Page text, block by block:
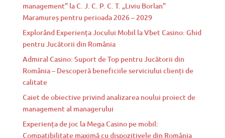
management” la C. J. C. P. C. T. „Liviu Borlan”
Maramureș pentru perioada 2026 – 2029
Explorând Experiența Jocului Mobil la Vbet Casino: Ghid
pentru Jucătorii din România
Admiral Casino: Suport de Top pentru Jucătorii din
România – Descoperă beneficiile serviciului clienți de
calitate
Caiet de obiective privind analizarea noului proiect de
management al managerului
Experiența de joc la Mega Casino pe mobil:
Compatibilitate maximă cu dispozitivele din România